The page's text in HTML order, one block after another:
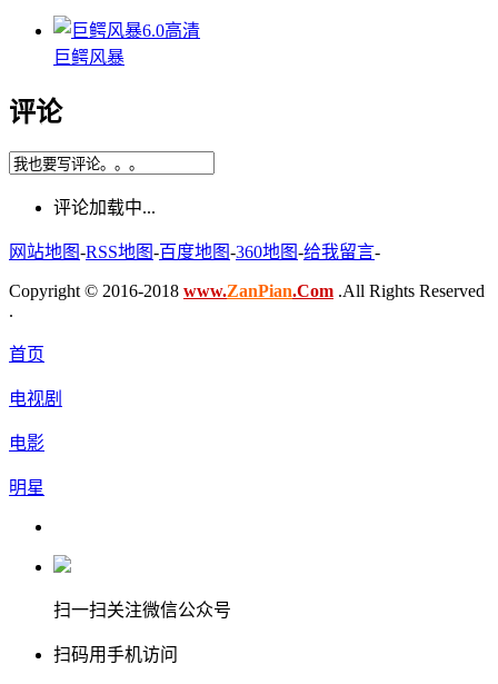
6.0高清
巨鳄风暴
评论
评论加载中...
网站地图-RSS地图-百度地图-360地图-给我留言-
Copyright © 2016-2018 www.ZanPian.Com .All Rights Reserved
.
首页
电视剧
电影
明星
扫一扫关注微信公众号
扫码用手机访问